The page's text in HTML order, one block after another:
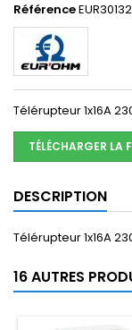
RéférenceEUR30132
Télérupteur 1x16A
TÉLÉCHARGER LA
DESCRIPTION
Télérupteur 1x16A
16 AUTRES